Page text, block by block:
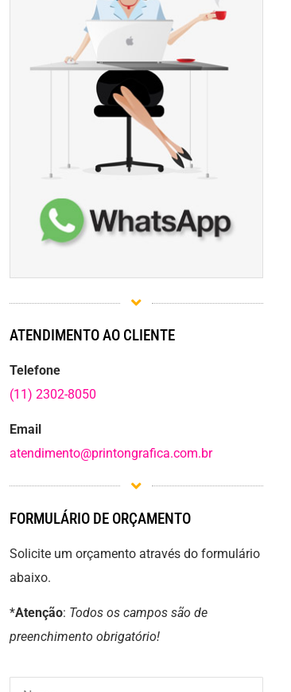
ATENDIMENTO AO CLIENTE
Telefone
(11) 2302-8050
Email
atendimento@printongrafica.com.br
FORMULÁRIO DE ORÇAMENTO
Solicite um orçamento através do formulário
abaixo.
*Atenção: Todos os campos são de
preenchimento obrigatório!